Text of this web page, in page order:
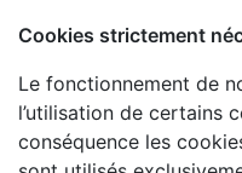
Cookies strictement
Le fonctionnement de
l’utilisation de certains
conséquence les